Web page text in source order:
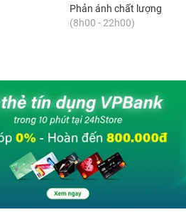
Phản ánh chất lượng
(8h00 - 22h00)